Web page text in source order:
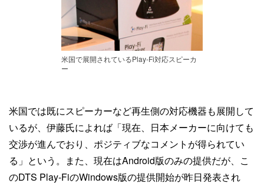
米国で展開されているPlay-Fi対応スピーカ
ー
米国では既にスピーカーなど再生側の対応機器も展開して
いるが、伊藤氏によれば「現在、日本メーカーに向けても
交渉が進んでおり、ポジティブなコメントが得られてい
る」という。また、現在はAndroid版のみの提供だが、こ
のDTS Play-FiのWindows版の提供開始が昨日発表され